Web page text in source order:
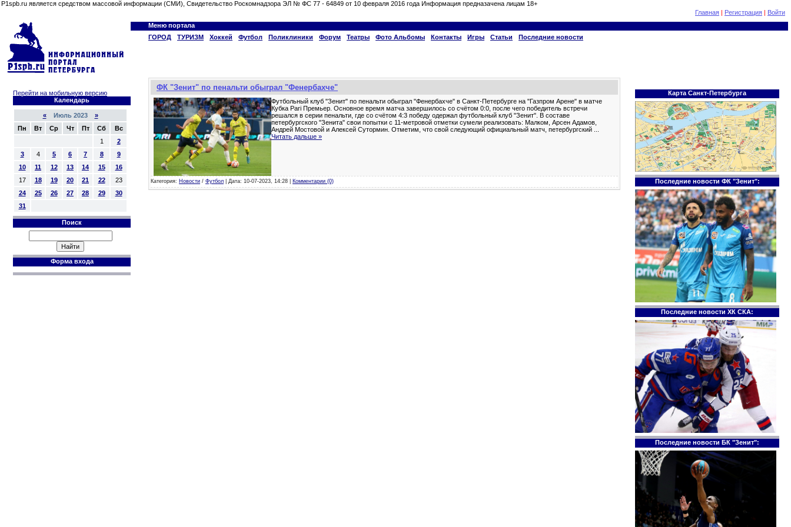
P1spb.ru является средством массовой информации (СМИ), Свидетельство Роскомнадзора ЭЛ № ФС 77 - 64849 от 10 февраля 2016 года Информация предназачена лицам 18+
Главная | Регистрация | Войти
Меню портала
ГОРОД
ТУРИЗМ Хоккей Футбол Поликлиники Форум Театры Фото Альбомы Контакты Игры Статьи Последние новости
Перейти на мобильную версию
Календарь
«Июль 2023 »
Пн
Вт Ср Чт Пт Сб
Вс
1
2
3
4 5 6 7 8
9
10
11 12 13 14 15
16
17
18 19 20 21 22
23
24
25 26 27 28 29
30
31
Поиск
Форма входа
ФК "Зенит" по пенальти обыграл "Фенербахче"
Футбольный клуб "Зенит" по пенальти обыграл "Фенербахче" в Санкт-Петербурге на "Газпром Арене" в матче
Кубка Pari Премьер. Основное время матча завершилось со счётом 0:0, после чего победитель встречи
решался в серии пенальти, где со счётом 4:3 победу одержал футбольный клуб "Зенит". В составе
петербургского "Зенита" свои попытки с 11-метровой отметки сумели реализовать: Малком, Арсен Адамов,
Андрей Мостовой и Алексей Сутормин. Отметим, что свой следующий официальный матч, петербургский
Читать дальше »
Категория: Новости / Футбол | Дата: 10-07-2023, 14:28 | Комментарии (0)
Карта Санкт-Петербурга
Последние новости ФК "Зенит":
Последние новости ХК СКА:
Последние новости БК "Зенит":